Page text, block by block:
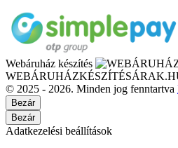
Webáruház készítés
© 2025 - 2026. Minden jog fenntartva
Bezár
Bezár
Adatkezelési beállítások